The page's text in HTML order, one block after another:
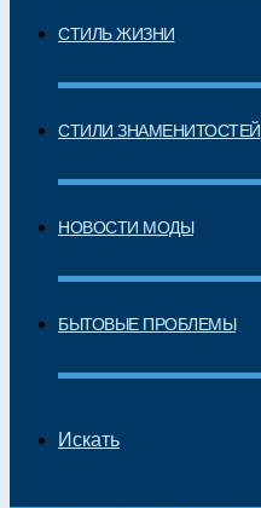
СТИЛЬ ЖИЗНИ
СТИЛИ ЗНАМЕНИТОСТЕЙ
НОВОСТИ МОДЫ
БЫТОВЫЕ ПРОБЛЕМЫ
Искать